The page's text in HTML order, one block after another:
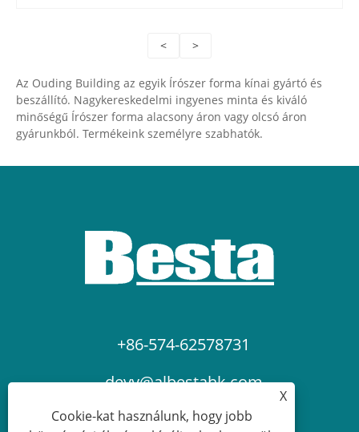
< >
Az Ouding Building az egyik Írószer forma kínai gyártó és
beszállító. Nagykereskedelmi ingyenes minta és kiváló
minőségű Írószer forma alacsony áron vagy olcsó áron
gyárunkból. Termékeink személyre szabhatók.
+86-574-62578731
devy@albestahk.com
X
Cookie-kat használunk, hogy jobb